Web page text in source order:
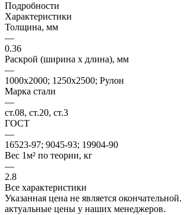
Подробности
Характеристики
Толщина, мм
—
0.36
Раскрой (ширина х длина), мм
—
1000х2000; 1250х2500; Рулон
Марка стали
—
ст.08, ст.20, ст.3
ГОСТ
—
16523-97; 9045-93; 19904-90
Вес 1м² по теории, кг
—
2.8
Все характеристики
Указанная цена не является
актуальные цены у наших менеджеров.